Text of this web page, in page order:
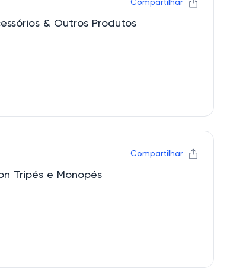
Compartilhar
& Outros Produtos
Compartilhar
Tripés e Monopés